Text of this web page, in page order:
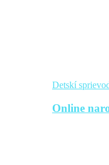
Detskí
Online